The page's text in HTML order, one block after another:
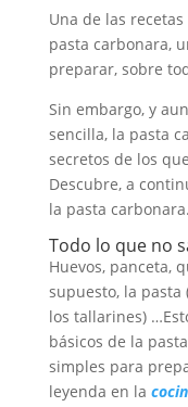
Una de las
pasta carbonara,
preparar, sobre
Sin embargo, y
sencilla, la pasta
secretos de los
Descubre, a
la pasta carbonara.
Todo lo que no
Huevos, panceta,
supuesto, la pasta
los tallarines)
básicos de la
simples para
leyenda en la